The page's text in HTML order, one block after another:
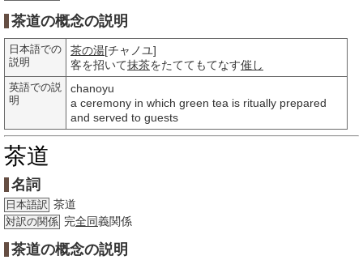
茶道の概念の説明
日本語での
説明
茶の湯[チャノユ]
客を招いて抹茶をたててもてなす催し
英語での説
明
chanoyu
a ceremony in which green tea is ritually prepared
and served to guests
茶道
名詞
日本語訳 茶道
対訳の関係 完全同義関係
茶道の概念の説明